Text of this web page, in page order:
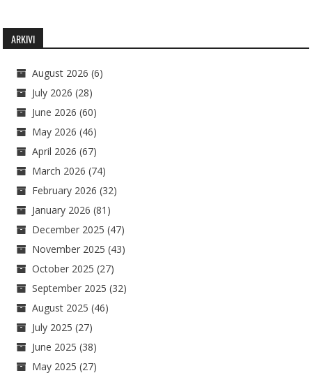
ARKIVI
August 2026 (6)
July 2026 (28)
June 2026 (60)
May 2026 (46)
April 2026 (67)
March 2026 (74)
February 2026 (32)
January 2026 (81)
December 2025 (47)
November 2025 (43)
October 2025 (27)
September 2025 (32)
August 2025 (46)
July 2025 (27)
June 2025 (38)
May 2025 (27)